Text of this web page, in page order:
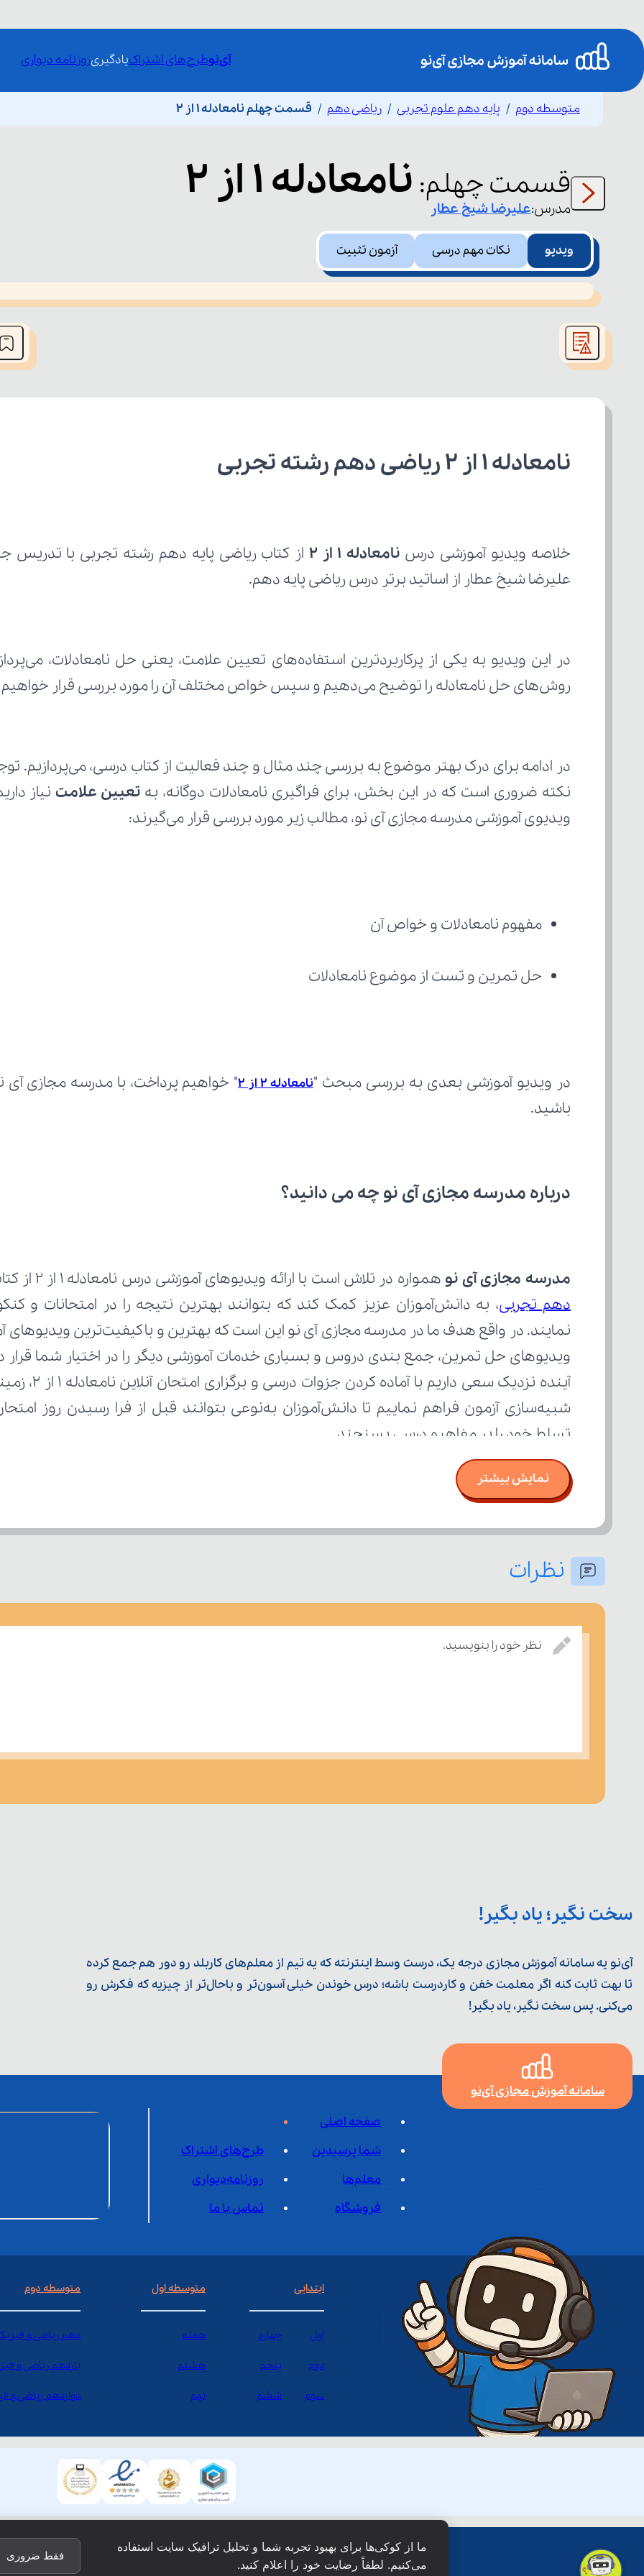
آی‌نوطرح‌های اشتراکیادگیریروزنامه دیواری
متوسطه دوم پایه دهم علوم تجربی ریاضی دهم قسمت چهلم نامعادله 1 از 2
قسمتچهلم: نامعادله 1 از 2 مدرس:علیرضاشیخ عطار
ویدیو نکات مهم درسی آزمون تثبیت
This
is
window.
نامعادله 1 از 2 ریاضی دهم رشته تجربی
خلاصه ویدیو آموزشی درس نامعادله 1 از 2
علیرضا شیخ عطار از اساتید برتر درس ریاضی پایه دهم.
روش‌های حل نامعادله را توضیح می‌دهیم و سپس خواص مختلف آن را مورد بررسی قرار خواهیم
نکته ضروری است که در این بخش، برای فراگیری نامعادلات دوگانه، به تعیین علامت
ویدیوی آموزشی مدرسه مجازی آی نو، مطالب زیر مورد بررسی قرار می‌گیرند:
مفهوم نامعادلات و خواص آن
حل تمرین و تست از موضوع نامعادلات
در ویدیو آموزشی بعدی به بررسی مبحث "نامعادله 2 از 2
باشید.
درباره مدرسه مجازی آی نو چه می‌ دانید؟
مدرسه مجازی آی نو همواره در تلاش است با ارائه ویدیوهای آموزشی درس نامعادله 1 از 2 از کتاب
دهم تجربی
تسلط خود را بر مفاهیم درسی بسنجند.
نمایش بیشتر
نظرات
نظر خود را بنویسید.
سخت نگیر؛ یاد بگیر!
آی‌نو یه سامانه آموزش مجازی درجه یک، درست وسط اینترنته که یه تیم از معلم‌‌های کاربلد رو دور هم جمع کرده
تا بهت ثابت کنه اگر معلمت خفن و کاردرست باشه؛ درس خوندن خیلی آسون‌تر و باحال‌تر از چیزیه که فکرش رو
می‌کنی. پس سخت نگیر، یاد بگیر!
سامانه آموزش مجازی آی‌نو
صفحه اصلی
شما پرسیدین
طرح‌های اشتراک
معلم‌ها
روزنامه‌دیواری
فروشگاه
تماس با ما
ابتدایی
اول چهارم
دوم پنجم
سوم ششم
متوسطه اول
هفتم
هشتم
نهم
متوسطه دوم
دهم ریاضی و
یازدهم ریاضی و
دوازدهم ریاضی و
همۀ حقوق این وبسایت نزد شرکت فن آوری شبکه آموزش دانش نویان
ما از کوکی‌ها برای بهبود تجربه شما و تحلیل ترافیک سایت استفاده
می‌کنیم. لطفاً رضایت خود را اعلام کنید.
فقط ضروری